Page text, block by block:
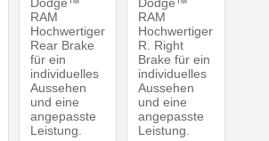
Dodge™
RAM
Hochwertiger
Rear Brake
für ein
individuelles
Aussehen
und eine
angepasste
Leistung.
Dodge™
RAM
Hochwertiger
R. Right
Brake für ein
individuelles
Aussehen
und eine
angepasste
Leistung.